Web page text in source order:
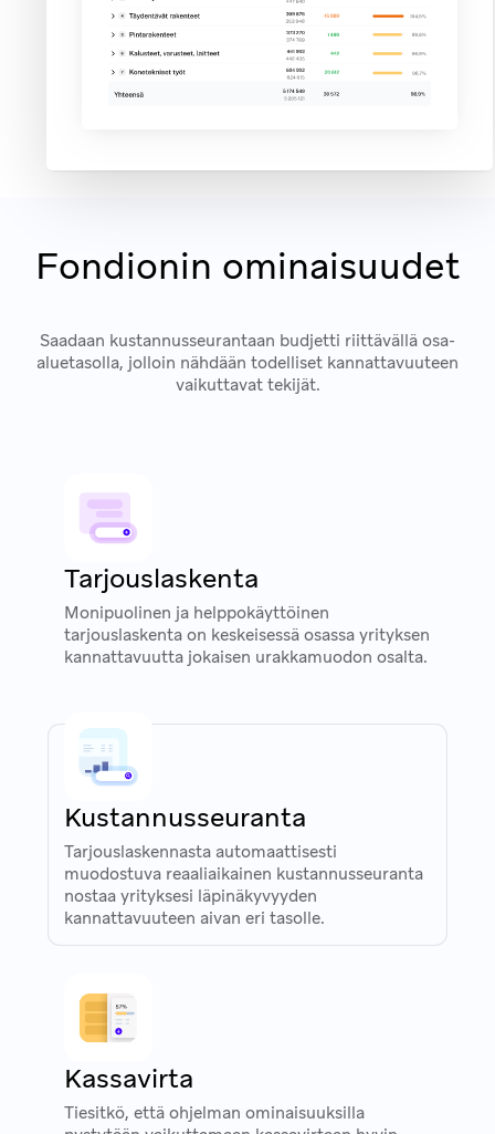
Fondionin ominaisuudet
Saadaan kustannusseurantaan budjetti riittävällä osa-
aluetasolla, jolloin nähdään todelliset kannattavuuteen
vaikuttavat tekijät.
Tarjouslaskenta
Monipuolinen ja helppokäyttöinen
tarjouslaskenta on keskeisessä osassa yrityksen
kannattavuutta jokaisen urakkamuodon osalta.
Kustannusseuranta
Tarjouslaskennasta automaattisesti
muodostuva reaaliaikainen kustannusseuranta
nostaa yrityksesi läpinäkyvyyden
kannattavuuteen aivan eri tasolle.
Kassavirta
Tiesitkö, että ohjelman ominaisuuksilla